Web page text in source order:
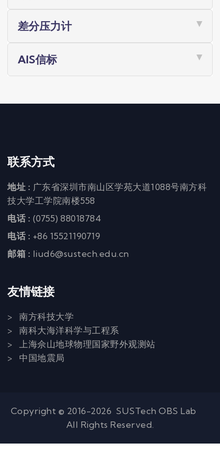
差分压力计
AIS信标
联系方式
地址 : 广东省深圳市南山区学苑大道1088号南方科
技大学工学院南楼558
电话 : (0755) 88018784
电话 : +86 15521190719
邮箱 : liud6@sustech.edu.cn
友情链接
> 南方科技大学
> 南科大海洋科学与工程系
> 上海佘山地球物理国家野外观测站
> 中国地震局
Copyright © 2016-2026 SUSTech OBS Lab
All Rights Reserved.